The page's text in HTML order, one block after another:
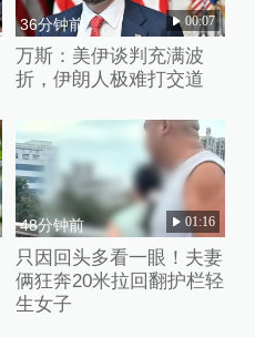
36分钟前 00:07
万斯：美伊谈判充满波
折，伊朗人极难打交道
48分钟前 01:16
只因回头多看一眼！夫妻
俩狂奔20米拉回翻护栏轻
生女子